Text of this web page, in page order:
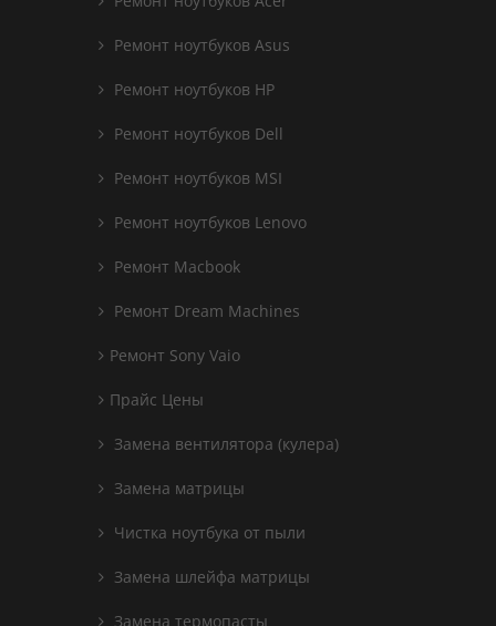
Ремонт ноутбуков Asus
Ремонт ноутбуков HP
Ремонт ноутбуков Dell
Ремонт ноутбуков MSI
Ремонт ноутбуков Lenovo
Ремонт Macbook
Ремонт Dream Machines
Ремонт Sony Vaio
Прайс Цены
Замена вентилятора (кулера)
Замена матрицы
Чистка ноутбука от пыли
Замена шлейфа матрицы
Замена термопасты